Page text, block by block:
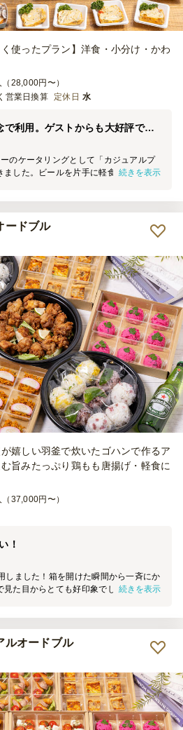
使ったプラン】洋食・小分け・かわ
（28,000円〜）
営業日換算 定休日 水
醸造所の2周年記念で利用。ゲストからも大好評でした！
のケータリングとして「カジュアルプ
ました。ビールを片手に軽食を楽しむ想
き立ててくれました。紙製の個別カップ
て、とてもオシャレでした。 カジュア
飯などのボリュームがあるメニューも含
が絶妙です。（最初にご飯ものが真っ先
加者からこれどこのケータリング？と
満足度が高かったようで、こちらにお
。また節目のイベントの際にはぜひ利用
います。
続きを表示
ードブル
嬉しい羽釜で炊いたゴハンで作るア
旨みたっぷり鶏もも唐揚げ・軽食に
（37,000円〜）
！
しました！箱を開けた瞬間から一斉にか
見た目からとても好印象でした！見た目
続きを表示
オードブル